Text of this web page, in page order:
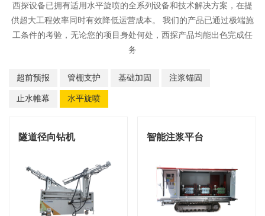
西探设备已拥有适用水平旋喷的全系列设备和技术解决方案，在提
供超大工程效率同时有效降低运营成本。 我们的产品已通过极端施
工条件的考验，无论您的项目身处何处，西探产品均能出色完成任
务
超前预报 管棚支护 基础加固 注浆锚固
止水帷幕 水平旋喷
隧道径向钻机 智能注浆平台